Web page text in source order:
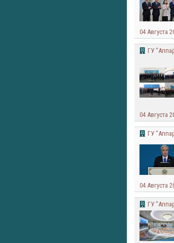
04 Августа
ГУ
04 Августа
ГУ
04 Августа
ГУ